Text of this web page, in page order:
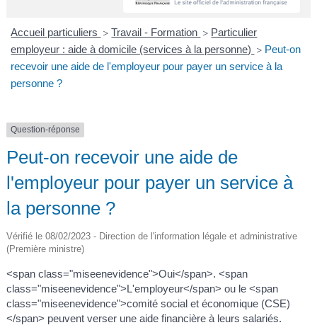
E
Accueil particuliers > Travail - Formation > Particulier
employeur : aide à domicile (services à la personne) > Peut-on
recevoir une aide de l'employeur pour payer un service à la
personne ?
Question-réponse
Peut-on recevoir une aide de
l'employeur pour payer un service à
la personne ?
Vérifié le 08/02/2023 - Direction de l'information légale et administrative
(Première ministre)
<span class="miseenevidence">Oui</span>. <span
class="miseenevidence">L'employeur</span> ou le <span
class="miseenevidence">comité social et économique (CSE)
</span> peuvent verser une aide financière à leurs salariés.